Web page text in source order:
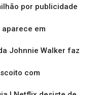
por publicidade
em
Johnnie Walker faz
com